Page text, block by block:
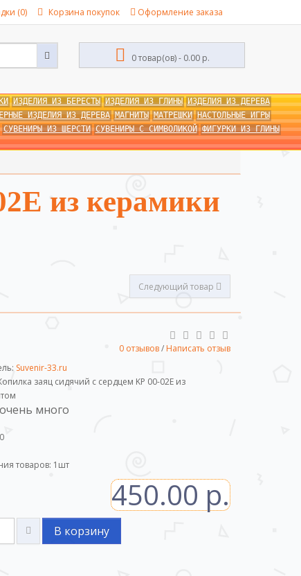
(0) Корзина покупок Оформление заказа
0 товар(ов) - 0.00 р.
ИЗДЕЛИЯ ИЗ БЕРЕСТЫ ИЗДЕЛИЯ ИЗ ГЛИНЫ
ИЗДЕЛИЯ ИЗ ДЕРЕВА
ИЗДЕЛИЯ ИЗ ДЕРЕВА МАГНИТЫ МАТРЕШКИ НАСТОЛЬНЫЕ ИГРЫ
СУВЕНИРЫ ИЗ ШЕРСТИ СУВЕНИРЫ С СИМВОЛИКОЙ ФИГУРКИ ИЗ ГЛИНЫ
из керамики
Следующий товар
0 отзывов/ Написать отзыв
Suvenir-33.ru
заяц сидячий с сердцем KР 00-02E из
много
товаров: 1 шт
450.00 р.
В корзину